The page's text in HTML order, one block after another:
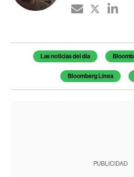
Temas de este artículo
Las noticias del día
Bloomberg Línea
PUBLICIDAD